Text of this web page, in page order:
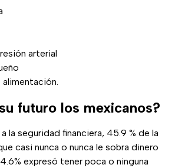
arterial
alimentación.
futuro los mexicanos?
la seguridad financiera, 45.9 % de la
casi nunca o nunca le sobra dinero
expresó tener poca o ninguna